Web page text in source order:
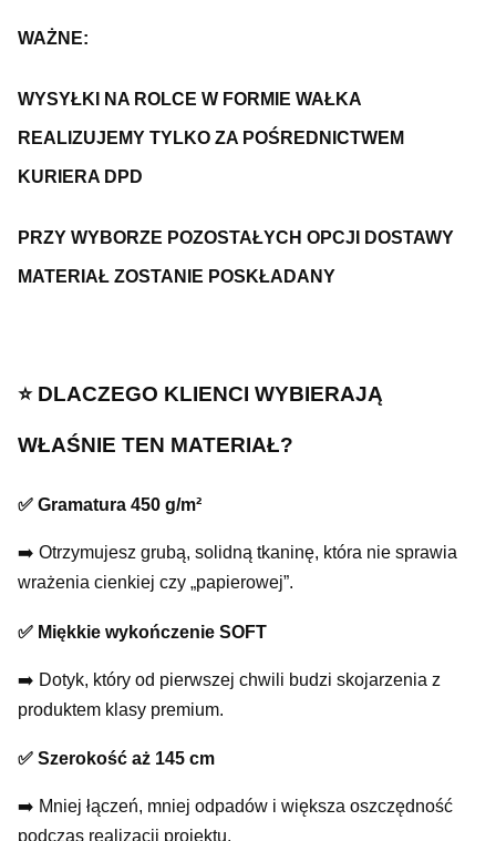
WAŻNE:
WYSYŁKI NA ROLCE W FORMIE WAŁKA
REALIZUJEMY TYLKO ZA POŚREDNICTWEM
KURIERA DPD
PRZY WYBORZE POZOSTAŁYCH OPCJI DOSTAWY
MATERIAŁ ZOSTANIE POSKŁADANY
⭐️ DLACZEGO KLIENCI WYBIERAJĄ
WŁAŚNIE TEN MATERIAŁ?
✅ Gramatura 450 g/m²
➡️ Otrzymujesz grubą, solidną tkaninę, która nie sprawia
wrażenia cienkiej czy „papierowej”.
✅ Miękkie wykończenie SOFT
➡️ Dotyk, który od pierwszej chwili budzi skojarzenia z
produktem klasy premium.
✅ Szerokość aż 145 cm
➡️ Mniej łączeń, mniej odpadów i większa oszczędność
podczas realizacji projektu.